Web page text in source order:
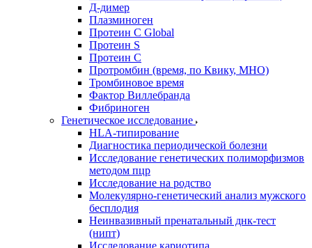
Д-димер
Плазминоген
Протеин C Global
Протеин S
Протеин С
Протромбин (время, по Квику, МНО)
Тромбиновое время
Фактор Виллебранда
Фибриноген
Генетическое исследование
HLA-типирование
Диагностика периодической болезни
Исследование генетических полиморфизмов
методом пцр
Исследование на родство
Молекулярно-генетический анализ мужского
бесплодия
Неинвазивный пренатальный днк-тест
(нипт)
Исследование кариотипа